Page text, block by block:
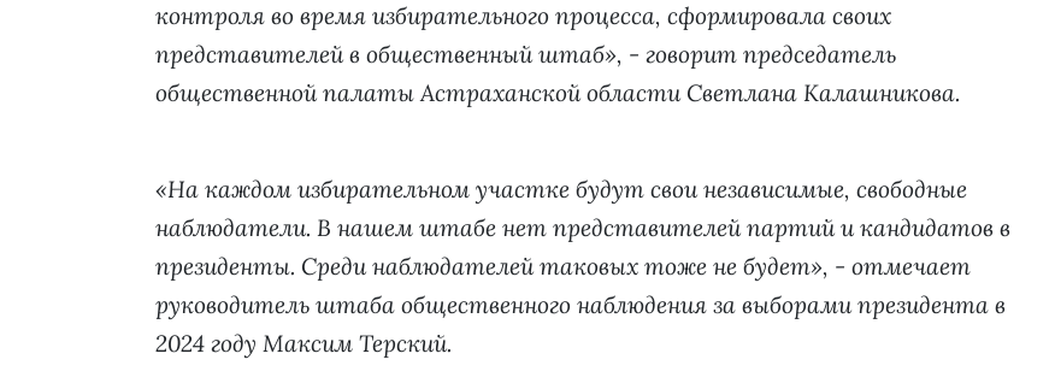
контроля во время избирательного процесса, сформировала своих
представителей в общественный штаб», - говорит председатель
общественной палаты Астраханской области Светлана Калашникова.
«На каждом избирательном участке будут свои независимые, свободные
наблюдатели. В нашем штабе нет представителей партий и кандидатов в
президенты. Среди наблюдателей таковых тоже не будет», - отмечает
руководитель штаба общественного наблюдения за выборами президента в
2024 году Максим Терский.